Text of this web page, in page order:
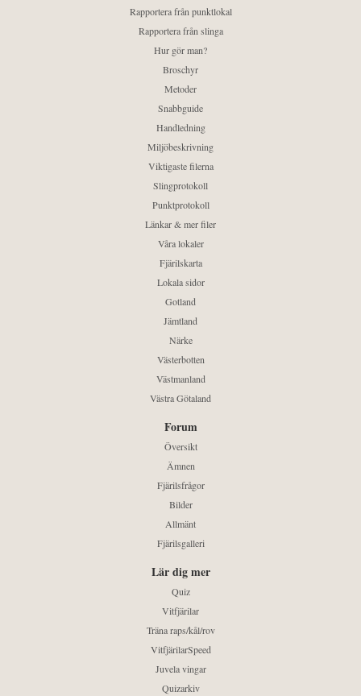
Rapportera från punktlokal
Rapportera från slinga
Hur gör man?
Broschyr
Metoder
Snabbguide
Handledning
Miljöbeskrivning
Viktigaste filerna
Slingprotokoll
Punktprotokoll
Länkar & mer filer
Våra lokaler
Fjärilskarta
Lokala sidor
Gotland
Jämtland
Närke
Västerbotten
Västmanland
Västra Götaland
Forum
Översikt
Ämnen
Fjärilsfrågor
Bilder
Allmänt
Fjärilsgalleri
Lär dig mer
Quiz
Vitfjärilar
Träna raps/kål/rov
VitfjärilarSpeed
Juvela vingar
Quizarkiv